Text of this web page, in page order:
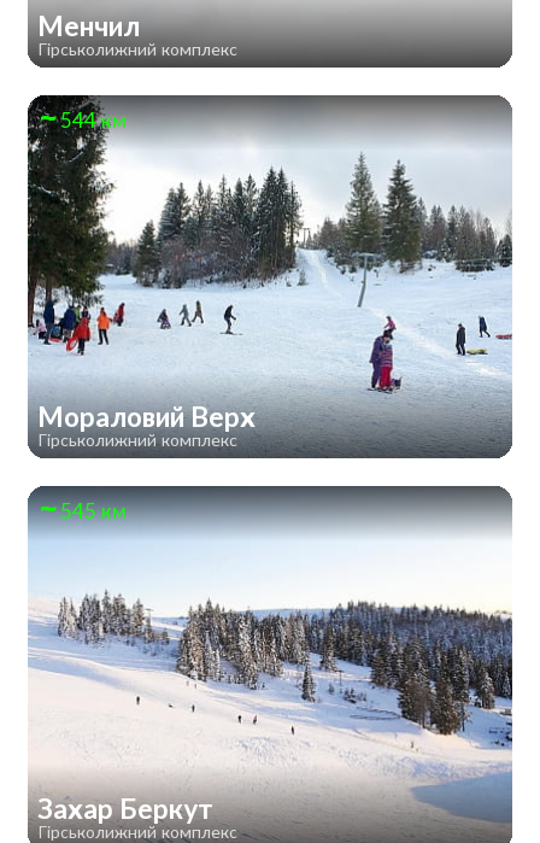
Менчил
Гірськолижний комплекс
544 км
Мораловий Верх
Гірськолижний комплекс
545 км
Захар Беркут
Гірськолижний комплекс